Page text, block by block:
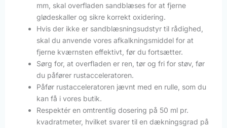
mm, skal overfladen sandblæses for at fjerne
glødeskaller og sikre korrekt oxidering.
Hvis der ikke er sandblæsningsudstyr til rådighed,
skal du anvende vores afkalkningsmiddel for at
fjerne kværnsten effektivt, før du fortsætter.
Sørg for, at overfladen er ren, tør og fri for støv, før
du påfører rustacceleratoren.
Påfør rustacceleratoren jævnt med en rulle, som du
kan få i vores butik.
Respektér en omtrentlig dosering på 50 ml pr.
kvadratmeter, hvilket svarer til en dækningsgrad på